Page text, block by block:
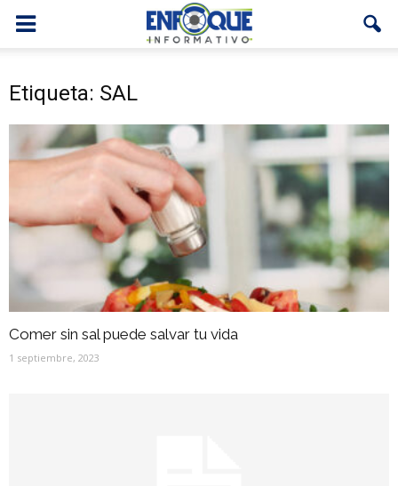
Etiqueta: SAL
Comer sin sal puede salvar tu vida
1 septiembre, 2023